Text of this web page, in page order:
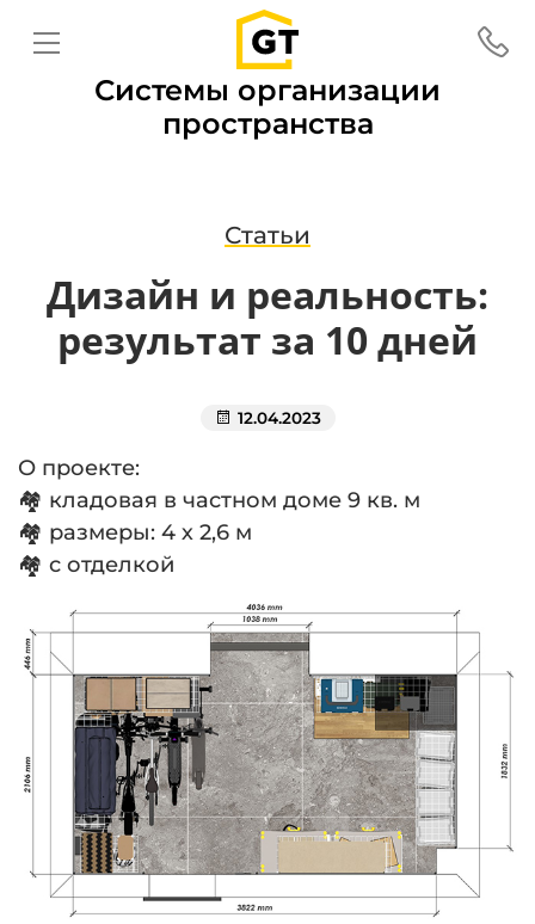
Системы организации
пространства
Статьи
Дизайн и реальность:
результат за 10 дней
12.04.2023
О проекте:
🏘 кладовая в частном доме 9 кв. м
🏘 размеры: 4 х 2,6 м
🏘 с отделкой